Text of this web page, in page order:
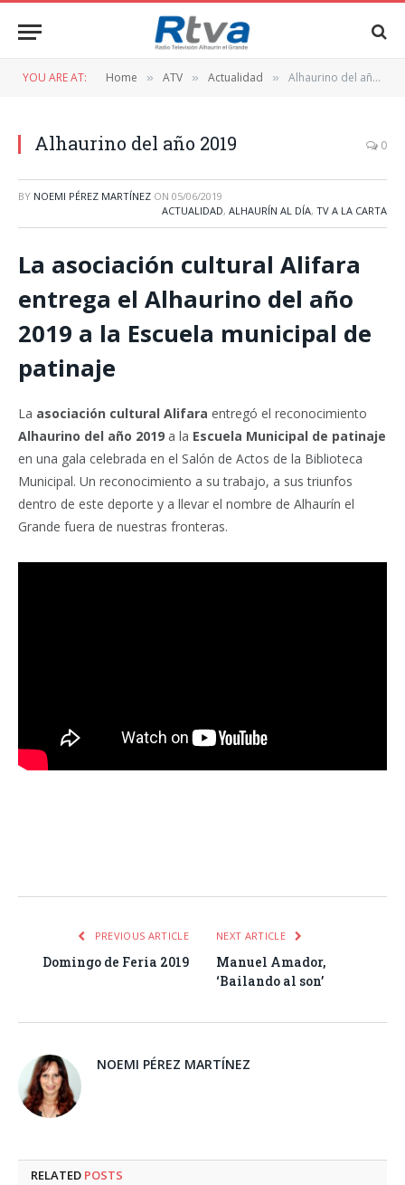
YOU ARE AT: Home » ATV » Actualidad » Alhaurino del año 2019
Alhaurino del año 2019 0
BY NOEMI PÉREZ MARTÍNEZ ON 05/06/2019
ACTUALIDAD, ALHAURÍN AL DÍA, TV A LA CARTA
La asociación cultural Alifara
entrega el Alhaurino del año
2019 a la Escuela municipal de
patinaje
La asociación cultural Alifara entregó el reconocimiento
Alhaurino del año 2019 a la Escuela Municipal de patinaje
en una gala celebrada en el Salón de Actos de la Biblioteca
Municipal. Un reconocimiento a su trabajo, a sus triunfos
dentro de este deporte y a llevar el nombre de Alhaurín el
Grande fuera de nuestras fronteras.
PREVIOUS ARTICLE
Domingo de Feria 2019
NEXT ARTICLE
Manuel Amador,
‘Bailando al son’
NOEMI PÉREZ MARTÍNEZ
RELATED POSTS